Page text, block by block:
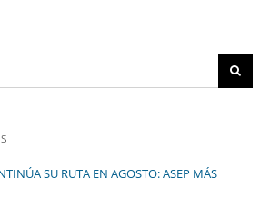
SU RUTA EN AGOSTO: ASEP MÁS